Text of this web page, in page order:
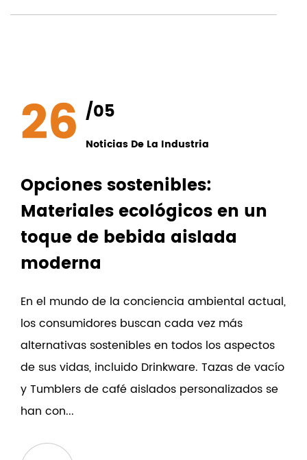
26 /05
Noticias De La Industria
Opciones sostenibles:
Materiales ecológicos en un
toque de bebida aislada
moderna
En el mundo de la conciencia ambiental actual,
los consumidores buscan cada vez más
alternativas sostenibles en todos los aspectos
de sus vidas, incluido Drinkware. Tazas de vacío
y Tumblers de café aislados personalizados se
han con...